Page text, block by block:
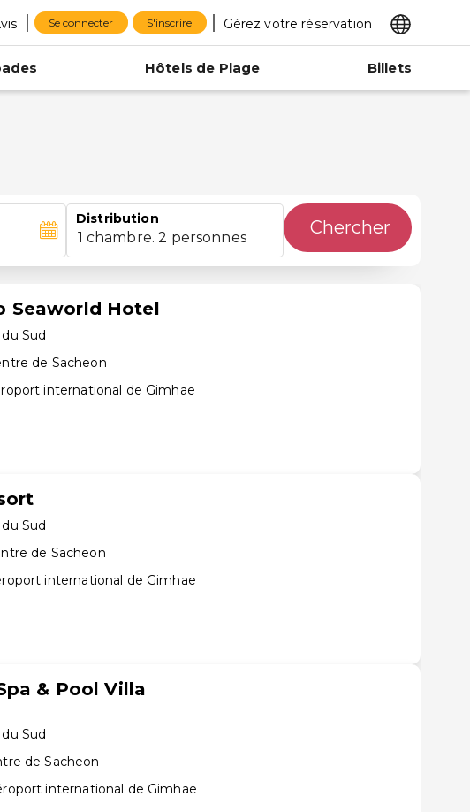
Se connecter S'inscrire Gérez votre réservation
Hôtels de Plage Billets
Distribution
1 chambre. 2 personnes Chercher
Seaworld Hotel
Sud
de Sacheon
international de Gimhae
Sud
de Sacheon
international de Gimhae
& Pool Villa
Sud
de Sacheon
international de Gimhae